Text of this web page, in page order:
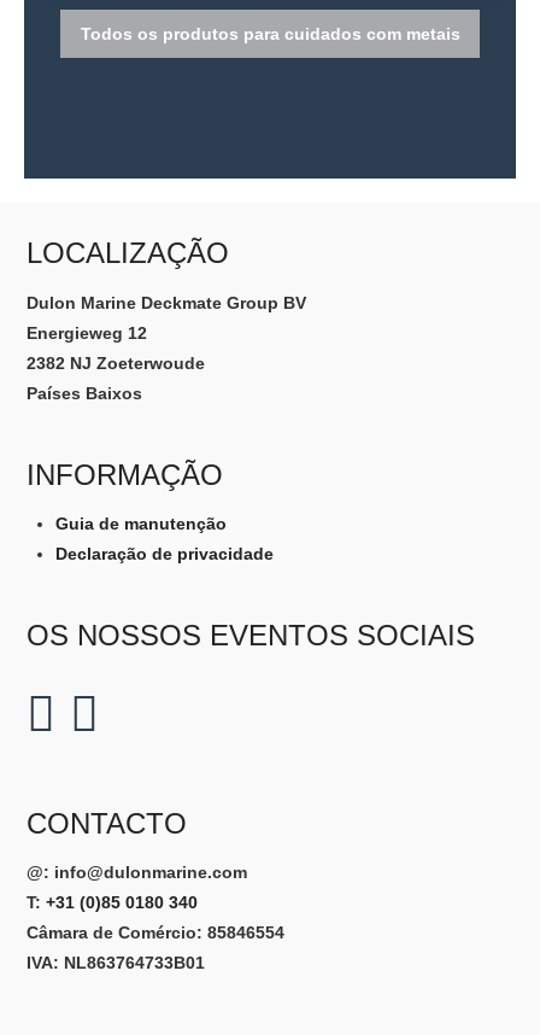
Todos os produtos para cuidados com metais
LOCALIZAÇÃO
Dulon Marine Deckmate Group BV
Energieweg 12
2382 NJ Zoeterwoude
Países Baixos
INFORMAÇÃO
Guia de manutenção
Declaração de privacidade
OS NOSSOS EVENTOS SOCIAIS
CONTACTO
@: info@dulonmarine.com
T: +31 (0)85 0180 340
Câmara de Comércio: 85846554
IVA: NL863764733B01